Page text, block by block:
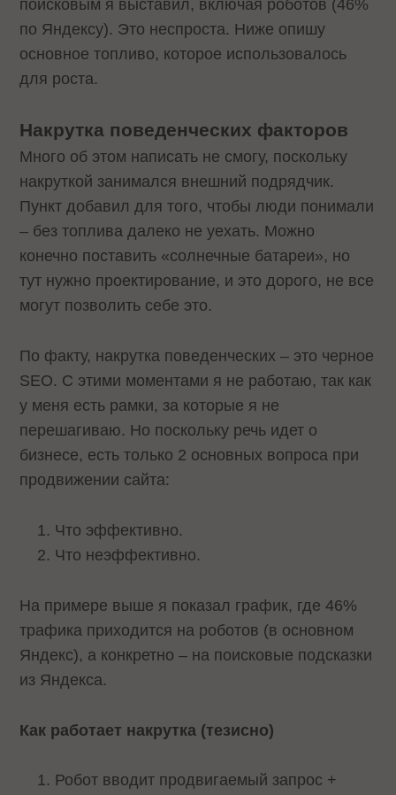
поисковым я выставил, включая роботов (46%
по Яндексу). Это неспроста. Ниже опишу
основное топливо, которое использовалось
для роста.
Накрутка поведенческих факторов
Много об этом написать не смогу, поскольку
накруткой занимался внешний подрядчик.
Пункт добавил для того, чтобы люди понимали
– без топлива далеко не уехать. Можно
конечно поставить «солнечные батареи», но
тут нужно проектирование, и это дорого, не все
могут позволить себе это.
По факту, накрутка поведенческих – это черное
SEO. С этими моментами я не работаю, так как
у меня есть рамки, за которые я не
перешагиваю. Но поскольку речь идет о
бизнесе, есть только 2 основных вопроса при
продвижении сайта:
Что эффективно.
Что неэффективно.
На примере выше я показал график, где 46%
трафика приходится на роботов (в основном
Яндекс), а конкретно – на поисковые подсказки
из Яндекса.
Как работает накрутка (тезисно)
Робот вводит продвигаемый запрос +